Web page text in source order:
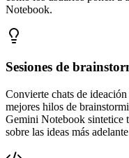
Notebook.
Sesiones de
Convierte chats de
mejores hilos de
Gemini Notebook sintetice
sobre las ideas más